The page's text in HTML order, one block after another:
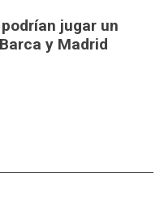
jugar un
y Madrid